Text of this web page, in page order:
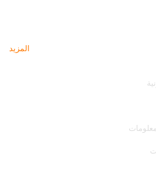
المزيد